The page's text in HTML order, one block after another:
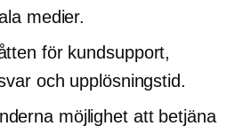
medier.
för kundsupport,
och upplösningstid.
möjlighet att betjäna